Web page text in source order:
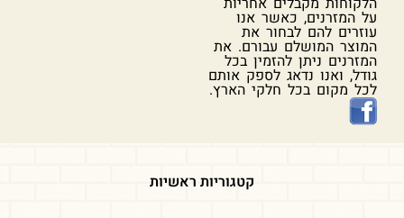
על המזרנים, כאשר אנו
עוזרים להם לבחור את
המוצר המושלם עבורם. את
המזרנים ניתן להזמין בכל
גודל, ואנו נדאג לספק אותם
לכל מקום בכל חלקי הארץ.
קטגוריות ראשיות